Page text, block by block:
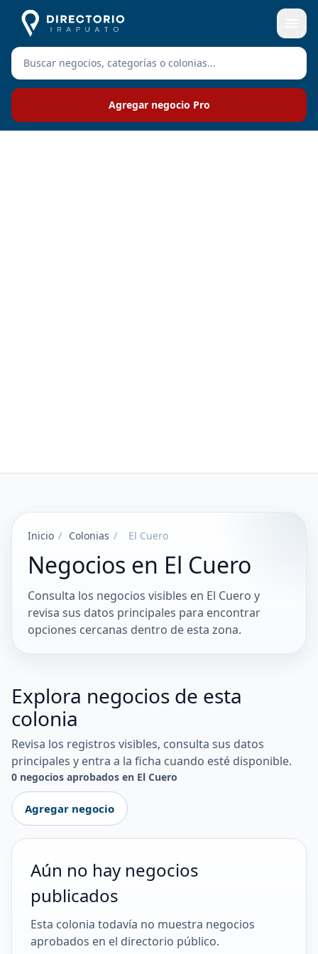
Agregar negocio Pro
Inicio / Colonias / El Cuero
Negocios en El Cuero
Consulta los negocios visibles en El Cuero y
revisa sus datos principales para encontrar
opciones cercanas dentro de esta zona.
Explora negocios de esta
colonia
Revisa los registros visibles, consulta sus datos
principales y entra a la ficha cuando esté disponible.
0 negocios aprobados en El Cuero
Agregar negocio
Aún no hay negocios
publicados
Esta colonia todavía no muestra negocios
aprobados en el directorio público.